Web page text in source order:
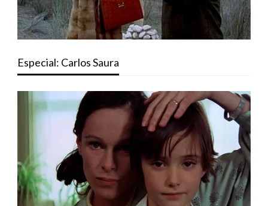
Especial: Carlos Saura